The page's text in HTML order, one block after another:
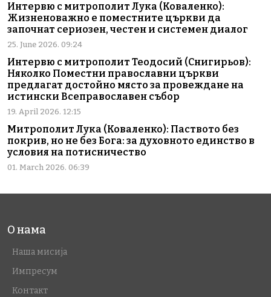
Интервю с митрополит Лука (Коваленко):
Жизненоважно е поместните църкви да
започнат сериозен, честен и системен диалог
25. June 2026. 09:24
Интервю с митрополит Теодосий (Снигирьов):
Няколко Поместни православни църкви
предлагат достойно място за провеждане на
истински Всеправославен събор
19. April 2026. 12:15
Митрополит Лука (Коваленко): Паството без
покрив, но не без Бога: за духовното единство в
условия на потисничество
01. March 2026. 06:39
О нама
Наша мисија
Импресум
Контакт